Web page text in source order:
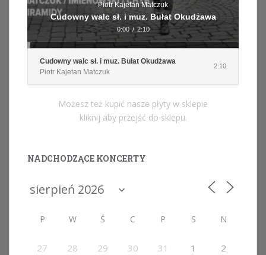
Piotr Kajetan Matczuk
Cudowny walc sł. i muz. Bułat Okudżawa
0:00 / 2:10
Cudowny walc sł. i muz. Bułat Okudżawa
Piotr Kajetan Matczuk
2:10
Możesz też kupić nasze płyty w sklepie
kliknij aby przejść do sklepu.
NADCHODZĄCE KONCERTY
P W Ś C P S N
27 28 29 30 31 1 2